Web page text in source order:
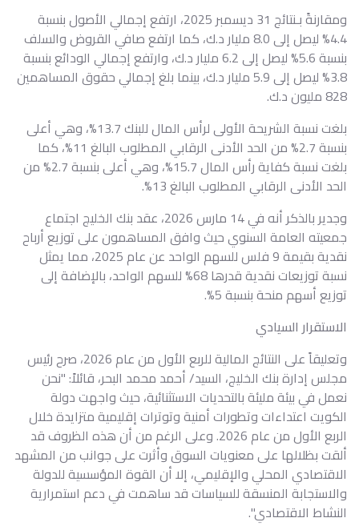
ومقارنةً بـنتائج 31 ديسمبر 2025، ارتفع إجمالي الأصول بنسبة
4.4% ليصل إلى 8.0 مليار د.ك، كما ارتفع صافي القروض والسلف
بنسبة 5.6% ليصل إلى 6.2 مليار د.ك، وارتفع إجمالي الودائع بنسبة
3.8% ليصل إلى 5.9 مليار د.ك، بينما بلغ إجمالي حقوق المساهمين
828 مليون د.ك.
بلغت نسبة الشريحة الأولى لرأس المال للبنك 13.7%، وهي أعلى
بنسبة 2.7% من الحد الأدنى الرقابي المطلوب البالغ 11%، كما
بلغت نسبة كفاية رأس المال 15.7%، وهي أعلى بنسبة 2.7% من
الحد الأدنى الرقابي المطلوب البالغ 13%.
وجدير بالذكر أنه في 14 مارس 2026، عقد بنك الخليج اجتماع
جمعيته العامة السنوي حيث وافق المساهمون على توزيع أرباح
نقدية بقيمة 9 فلس للسهم الواحد عن عام 2025، مما يمثل
نسبة توزيعات نقدية قدرها 68% للسهم الواحد، بالإضافة إلى
توزيع أسهم منحة بنسبة 5%.
الاستقرار السيادي
وتعليقاً على النتائج المالية للربع الأول من عام 2026، صرح رئيس
مجلس إدارة بنك الخليج، السيد/ أحمد محمد البحر، قائلاً: "نحن
نعمل في بيئة مليئة بالتحديات الاستثنائية، حيث واجهت دولة
الكويت اعتداءات وتطورات أمنية وتوترات إقليمية متزايدة خلال
الربع الأول من عام 2026. وعلى الرغم من أن هذه الظروف قد
ألقت بظلالها على معنويات السوق وأثرت على جوانب من المشهد
الاقتصادي المحلي والإقليمي، إلا أن القوة المؤسسية للدولة
والاستجابة المنسقة للسياسات قد ساهمت في دعم استمرارية
النشاط الاقتصادي".